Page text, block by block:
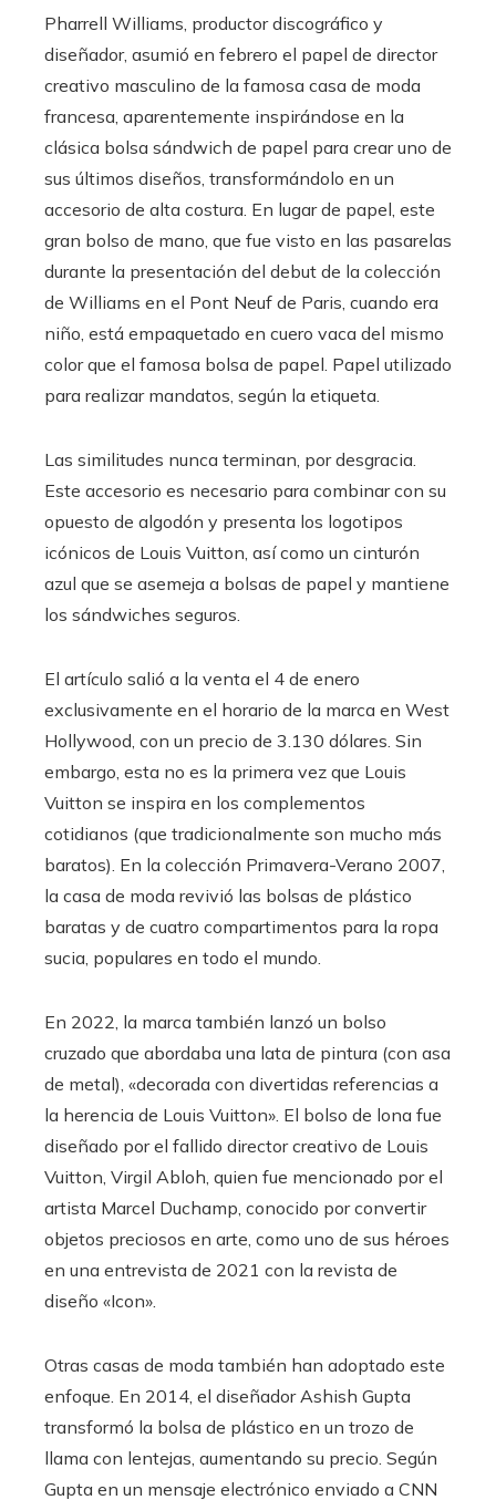
Pharrell Williams, productor discográfico y
diseñador, asumió en febrero el papel de director
creativo masculino de la famosa casa de moda
francesa, aparentemente inspirándose en la
clásica bolsa sándwich de papel para crear uno de
sus últimos diseños, transformándolo en un
accesorio de alta costura. En lugar de papel, este
gran bolso de mano, que fue visto en las pasarelas
durante la presentación del debut de la colección
de Williams en el Pont Neuf de Paris, cuando era
niño, está empaquetado en cuero vaca del mismo
color que el famosa bolsa de papel. Papel utilizado
para realizar mandatos, según la etiqueta.
Las similitudes nunca terminan, por desgracia.
Este accesorio es necesario para combinar con su
opuesto de algodón y presenta los logotipos
icónicos de Louis Vuitton, así como un cinturón
azul que se asemeja a bolsas de papel y mantiene
los sándwiches seguros.
El artículo salió a la venta el 4 de enero
exclusivamente en el horario de la marca en West
Hollywood, con un precio de 3.130 dólares. Sin
embargo, esta no es la primera vez que Louis
Vuitton se inspira en los complementos
cotidianos (que tradicionalmente son mucho más
baratos). En la colección Primavera-Verano 2007,
la casa de moda revivió las bolsas de plástico
baratas y de cuatro compartimentos para la ropa
sucia, populares en todo el mundo.
En 2022, la marca también lanzó un bolso
cruzado que abordaba una lata de pintura (con asa
de metal), «decorada con divertidas referencias a
la herencia de Louis Vuitton». El bolso de lona fue
diseñado por el fallido director creativo de Louis
Vuitton, Virgil Abloh, quien fue mencionado por el
artista Marcel Duchamp, conocido por convertir
objetos preciosos en arte, como uno de sus héroes
en una entrevista de 2021 con la revista de
diseño «Icon».
Otras casas de moda también han adoptado este
enfoque. En 2014, el diseñador Ashish Gupta
transformó la bolsa de plástico en un trozo de
llama con lentejas, aumentando su precio. Según
Gupta en un mensaje electrónico enviado a CNN